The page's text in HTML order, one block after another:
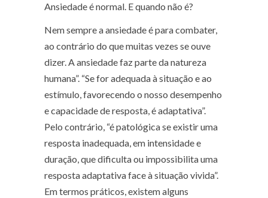
Ansiedade é normal. E quando não é?
Nem sempre a ansiedade é para combater,
ao contrário do que muitas vezes se ouve
dizer. A ansiedade faz parte da natureza
humana”. “Se for adequada à situação e ao
estímulo, favorecendo o nosso desempenho
e capacidade de resposta, é adaptativa”.
Pelo contrário, “é patológica se existir uma
resposta inadequada, em intensidade e
duração, que dificulta ou impossibilita uma
resposta adaptativa face à situação vivida”.
Em termos práticos, existem alguns